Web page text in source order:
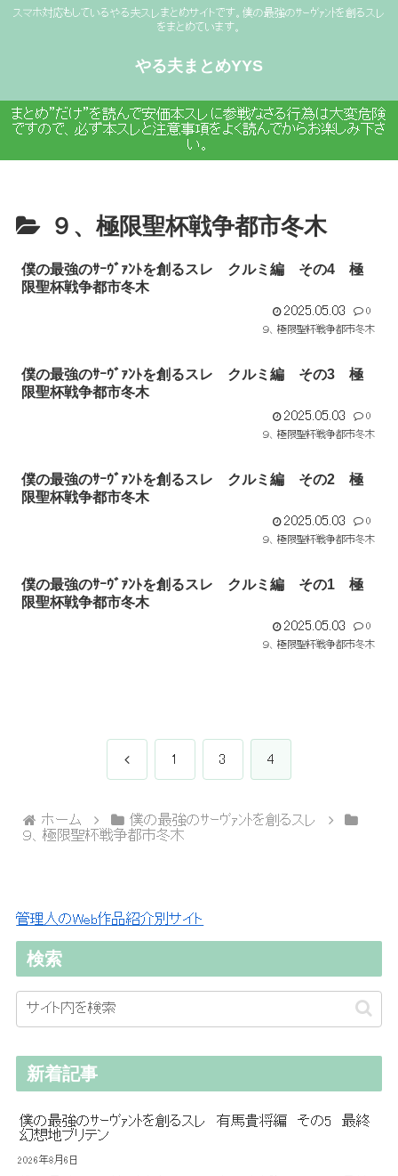
スマホ対応もしているやる夫スレまとめサイトです。僕の最強のｻｰｳﾞｧﾝﾄを創るスレ
をまとめています。
やる夫まとめYYS
まとめ”だけ”を読んで安価本スレに参戦なさる行為は大変危険
ですので、必ず本スレと注意事項をよく読んでからお楽しみ下さ
い。
９、極限聖杯戦争都市冬木
僕の最強のｻｰｳﾞｧﾝﾄを創るスレ クルミ編 その4 極
限聖杯戦争都市冬木
2025.05.03
0
９、極限聖杯戦争都市冬木
僕の最強のｻｰｳﾞｧﾝﾄを創るスレ クルミ編 その3 極
限聖杯戦争都市冬木
2025.05.03
0
９、極限聖杯戦争都市冬木
僕の最強のｻｰｳﾞｧﾝﾄを創るスレ クルミ編 その2 極
限聖杯戦争都市冬木
2025.05.03
0
９、極限聖杯戦争都市冬木
僕の最強のｻｰｳﾞｧﾝﾄを創るスレ クルミ編 その1 極
限聖杯戦争都市冬木
2025.05.03
0
９、極限聖杯戦争都市冬木
前 1 3 4
ホーム
僕の最強のｻｰｳﾞｧﾝﾄを創るスレ
９、極限聖杯戦争都市冬木
管理人のWeb作品紹介別サイト
検索
新着記事
僕の最強のｻｰｳﾞｧﾝﾄを創るスレ 有馬貴将編 その5 最終
幻想地ブリテン
2026年8月6日